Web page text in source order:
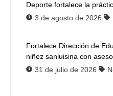
Deporte fortalece la
3 de agosto de 2026
Fortalece Dirección de
niñez sanluisina con
31 de julio de 2026